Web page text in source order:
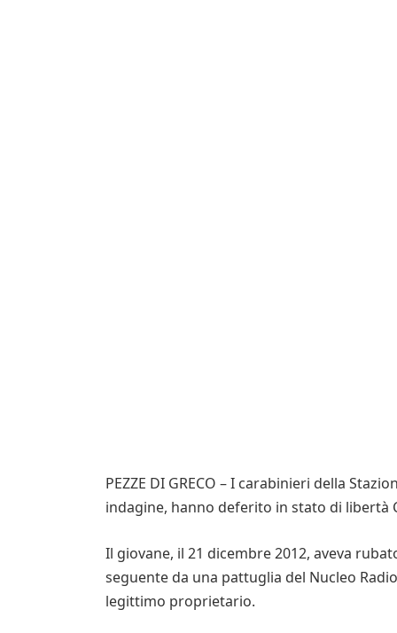
PEZZE DI GRECO – I carabinieri della
indagine, hanno deferito in stato di libertà
Il giovane, il 21 dicembre 2012, aveva
seguente da una pattuglia del Nucleo
legittimo proprietario.